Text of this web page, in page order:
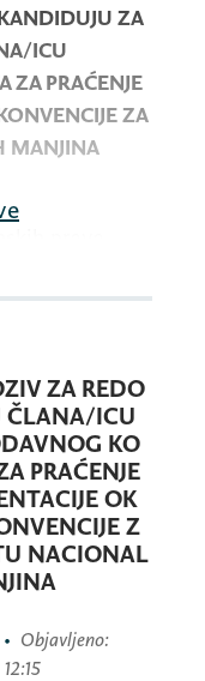
ZA
ICU
ZA PRAĆENJE
ZA
MANJINA
za
nacionalnih
ispred
sljedeće
ZA REDO
ICU
KO
PRAĆENJE
OK
Z
NACIONAL
• Objavljeno: